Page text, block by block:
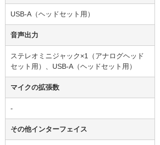
USB-A（ヘッドセット用）
音声出力
ステレオミニジャック×1（アナログヘッド
セット用）、USB-A（ヘッドセット用）
マイクの拡張数
-
その他インターフェイス